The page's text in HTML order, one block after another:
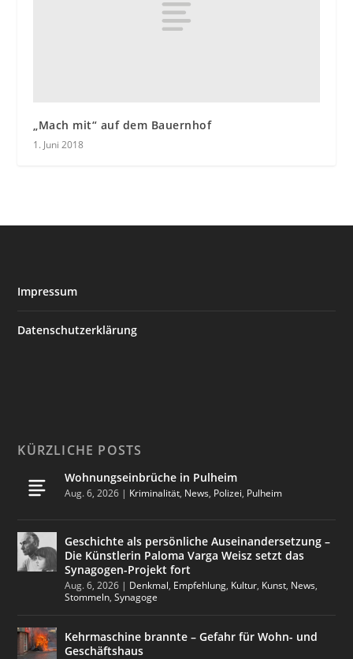
„Mach mit“ auf dem Bauernhof
1. Juni 2018
Impressum
Datenschutzerklärung
KÜRZLICHE POSTS
Wohnungseinbrüche in Pulheim
Aug. 6, 2026 | Kriminalität, News, Polizei, Pulheim
Geschichte als persönliche Auseinandersetzung –
Die Künstlerin Paloma Varga Weisz setzt das
Synagogen-Projekt fort
Aug. 6, 2026 | Denkmal, Empfehlung, Kultur, Kunst, News,
Stommeln,Synagoge
Kehrmaschine brannte – Gefahr für Wohn- und
Geschäftshaus